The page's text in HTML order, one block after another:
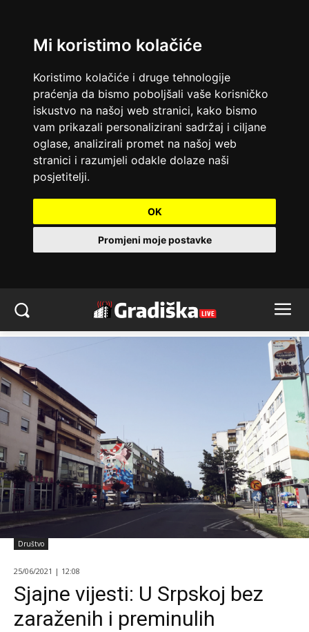
Mi koristimo kolačiće
Koristimo kolačiće i druge tehnologije
praćenja da bismo poboljšali vaše korisničko
iskustvo na našoj web stranici, kako bismo
vam prikazali personalizirani sadržaj i ciljane
oglase, analizirali promet na našoj web
stranici i razumjeli odakle dolaze naši
posjetitelji.
OK
Promjeni moje postavke
Društvo
25/06/2021 | 12:08
Sjajne vijesti: U Srpskoj bez
zaraženih i preminulih